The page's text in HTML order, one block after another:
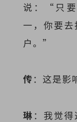
说：“只要
一，你要
户。”
传 ：这是影
琳 ：我觉